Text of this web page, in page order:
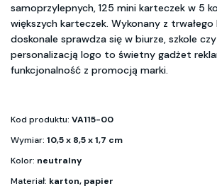
samoprzylepnych, 125 mini karteczek w 5
większych karteczek. Wykonany z
doskonale sprawdza się w biurze, szkole
personalizacją logo to świetny gadżet
funkcjonalność z promocją marki.
Kod produktu: VA115-00
Wymiar: 10,5 x 8,5 x 1,7 cm
Kolor: neutralny
Materiał: karton, papier